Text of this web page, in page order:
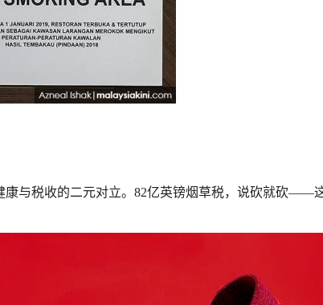
与税收的二元对立。82亿英镑烟草税，说砍就砍——